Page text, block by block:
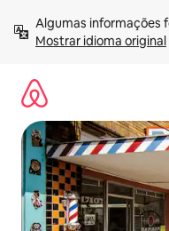
para
Mostrar idioma original